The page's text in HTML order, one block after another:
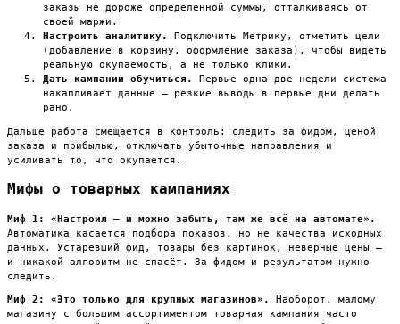
заказы не дороже определённой суммы, отталкиваясь от
своей маржи.
Настроить аналитику.
Подключить Метрику, отметить цели
(добавление в корзину, оформление заказа), чтобы видеть
реальную окупаемость, а не только клики.
Дать кампании обучиться.
Первые одна-две недели система
накапливает данные — резкие выводы в первые дни делать
рано.
Дальше работа смещается в контроль: следить за фидом, ценой
заказа и прибылью, отключать убыточные направления и
усиливать то, что окупается.
Мифы о товарных кампаниях
Миф 1: «Настроил — и можно забыть, там же всё на автомате».
Автоматика касается подбора показов, но не качества исходных
данных. Устаревший фид, товары без картинок, неверные цены —
и никакой алгоритм не спасёт. За фидом и результатом нужно
следить.
Миф 2: «Это только для крупных магазинов».
Наоборот, малому
магазину с большим ассортиментом товарная кампания часто